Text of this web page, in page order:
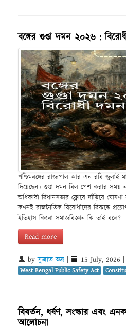
বঙ্গের গুণ্ডা দমন ২০২৬ :
পশ্চিমবঙ্গের রাজ্যপাল আর এন রবি জুলাই
দিয়েছেন। গুণ্ডা দমন বিল পেশ করার সময়
অধিকারী বিধানসভার ফ্লোরে দাঁড়িয়ে
কখনই রাজনৈতিক বিরোধীদের বিরুদ্ধে
ইতিহাস কিংবা সমাজবিজ্ঞান কি তাই বলে?
Read more
byসুজাত ভদ্র | 15 July, 2026 |
West Bengal Public Safety Act
বিবর্তন, ধর্ষণ, সংস্কার এবং
আলোচনা